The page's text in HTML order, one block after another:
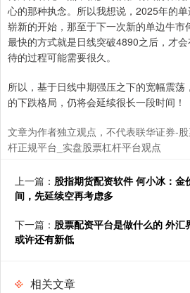
心的那种执念。所以我想说，2025年的
崭新的开始，那至于下一次新的单边牛市
最快的方式就是日线突破4890之后，才
待的过程可能需要很久。
所以，基于日线中期强压之下的宽幅震荡
的下跌格局，仍将会延续很长一段时间！
文章为作者独立观点，不代表联华证券-
杆正规平台_实盘股票杠杆平台观点
上一篇： 股指期货配资软件 何小冰：
间，先延续空再考虑多
下一篇： 股票配资平台是做什么的 外
或许还有新低
相关文章